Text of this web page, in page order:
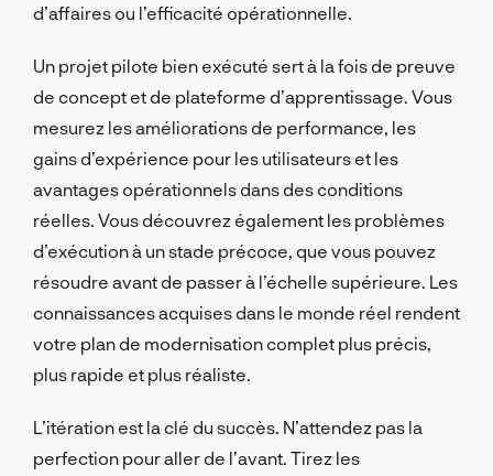
d’affaires ou l’efficacité opérationnelle.
Un projet pilote bien exécuté sert à la fois de preuve
de concept et de plateforme d’apprentissage. Vous
mesurez les améliorations de performance, les
gains d’expérience pour les utilisateurs et les
avantages opérationnels dans des conditions
réelles. Vous découvrez également les problèmes
d’exécution à un stade précoce, que vous pouvez
résoudre avant de passer à l’échelle supérieure. Les
connaissances acquises dans le monde réel rendent
votre plan de modernisation complet plus précis,
plus rapide et plus réaliste.
L’itération est la clé du succès. N’attendez pas la
perfection pour aller de l’avant. Tirez les